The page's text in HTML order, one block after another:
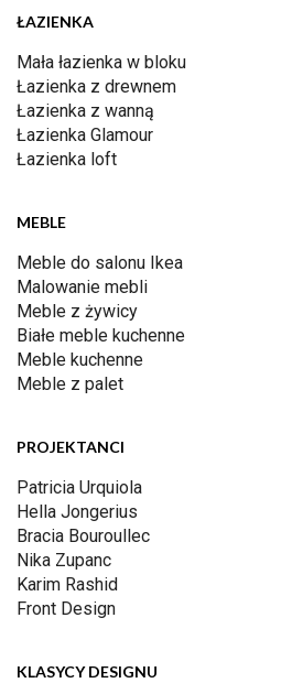
ŁAZIENKA
Mała łazienka w bloku
Łazienka z drewnem
Łazienka z wanną
Łazienka Glamour
Łazienka loft
MEBLE
Meble do salonu Ikea
Malowanie mebli
Meble z żywicy
Białe meble kuchenne
Meble kuchenne
Meble z palet
PROJEKTANCI
Patricia Urquiola
Hella Jongerius
Bracia Bouroullec
Nika Zupanc
Karim Rashid
Front Design
KLASYCY DESIGNU